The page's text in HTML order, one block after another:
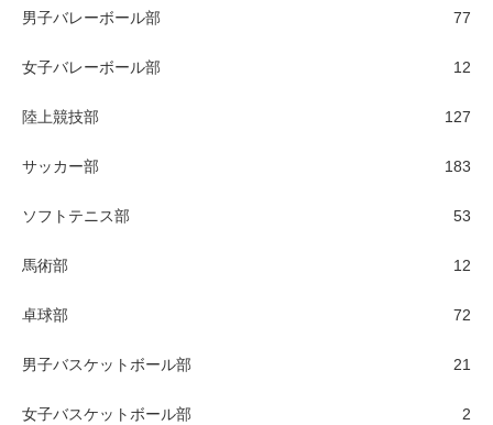
男子バレーボール部 77
女子バレーボール部 12
陸上競技部 127
サッカー部 183
ソフトテニス部 53
馬術部 12
卓球部 72
男子バスケットボール部 21
女子バスケットボール部 2